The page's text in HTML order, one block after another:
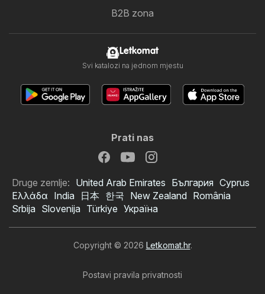
B2B zona
Letkomat
Svi katalozi na jednom mjestu
Prati nas
Druge zemlje: United Arab Emirates България Cyprus
Ελλάδα India 日本 한국 New Zealand România
Srbija Slovenija Türkiye Україна
Copyright © 2026 Letkomat.hr.
Postavi pravila privatnosti